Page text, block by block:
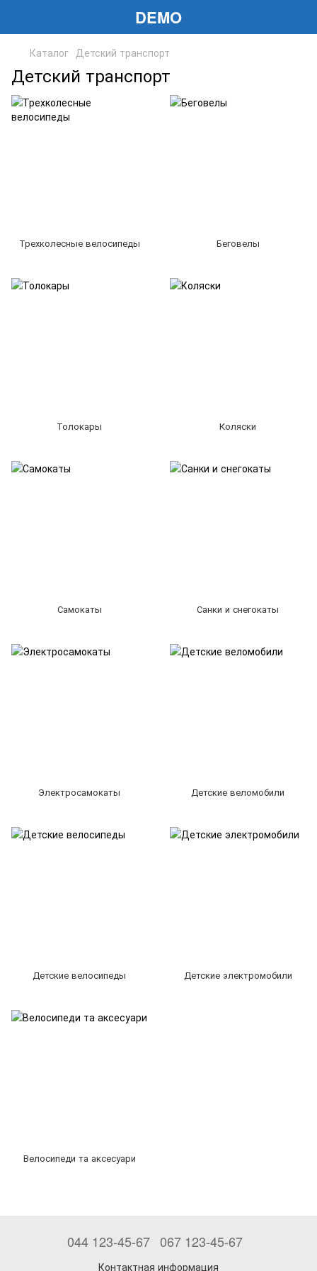
DEMO
Каталог Детский транспорт
Детский транспорт
Трехколесные велосипеды Беговелы
Толокары Коляски
Самокаты Санки и снегокаты
Электросамокаты Детские веломобили
Детские велосипеды Детские электромобили
Велосипеди та аксесуари
044 123-45-67 067 123-45-67
Контактная информация